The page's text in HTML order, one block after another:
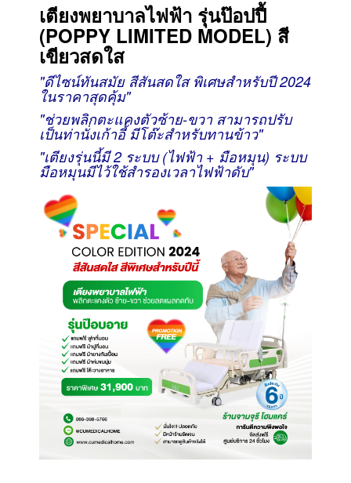
เตียงพยาบาลไฟฟ้า รุ่นป๊อปปี้
(POPPY LIMITED MODEL) สี
เขียวสดใส
"ดีไซน์ทันสมัย สีสันสดใส พิเศษสำหรับปี 2024
ในราคาสุดคุ้ม"
"ช่วยพลิกตะแคงตัวซ้าย-ขวา สามารถปรับ
เป็นท่านั่งเก้าอี้ มีโต๊ะสำหรับทานข้าว"
"เตียงรุ่นนี้มี 2 ระบบ (ไฟฟ้า + มือหมุน) ระบบ
มือหมุนมีไว้ใช้สำรองเวลาไฟฟ้าดับ"